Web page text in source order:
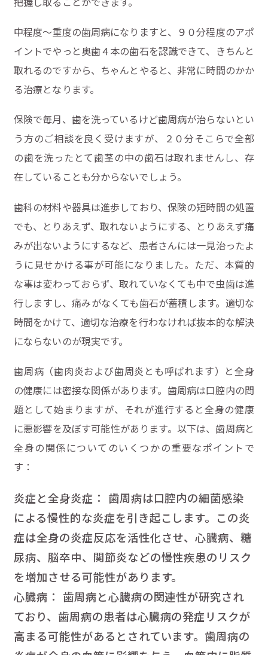
中程度〜重度の歯周病になりますと、９０分程度のアポ
イントでやっと奥歯４本の歯石を認識できて、きちんと
取れるのですから、ちゃんとやると、非常に時間のかか
る治療となります。
保険で毎月、歯を洗っているけど歯周病が治らないとい
う方のご相談を良く受けますが、２０分そこらで全部
の歯を洗ったとて歯茎の中の歯石は取れませんし、存
在していることも分からないでしょう。
歯科の材料や器具は進歩しており、保険の短時間の処置
でも、とりあえず、取れないようにする、とりあえず痛
みが出ないようにするなど、患者さんには一見治ったよ
うに見せかける事が可能になりました。ただ、本質的
な事は変わっておらず、取れていなくても中で虫歯は進
行しますし、痛みがなくても歯石が蓄積します。適切な
時間をかけて、適切な治療を行わなければ抜本的な解決
にならないのが現実です。
歯周病（歯肉炎および歯周炎とも呼ばれます）と全身
の健康には密接な関係があります。歯周病は口腔内の問
題として始まりますが、それが進行すると全身の健康
に悪影響を及ぼす可能性があります。以下は、歯周病と
全身の関係についてのいくつかの重要なポイントで
す：
炎症と全身炎症： 歯周病は口腔内の細菌感染
による慢性的な炎症を引き起こします。この炎
症は全身の炎症反応を活性化させ、心臓病、糖
尿病、脳卒中、関節炎などの慢性疾患のリスク
を増加させる可能性があります。
心臓病： 歯周病と心臓病の関連性が研究され
ており、歯周病の患者は心臓病の発症リスクが
高まる可能性があるとされています。歯周病の